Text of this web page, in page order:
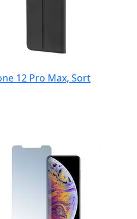
12 Pro Max, Sort